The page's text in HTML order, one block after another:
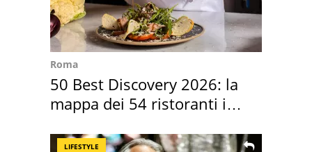
Roma
50 Best Discovery 2026: la
mappa dei 54 ristoranti in
LIFESTYLE